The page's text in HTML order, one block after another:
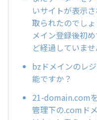
いサイトが表示
取られたのでし
メイン登録後初
ど経過していませ
bzドメインのレ
能ですか？
21-domain.com
管理下の.comド